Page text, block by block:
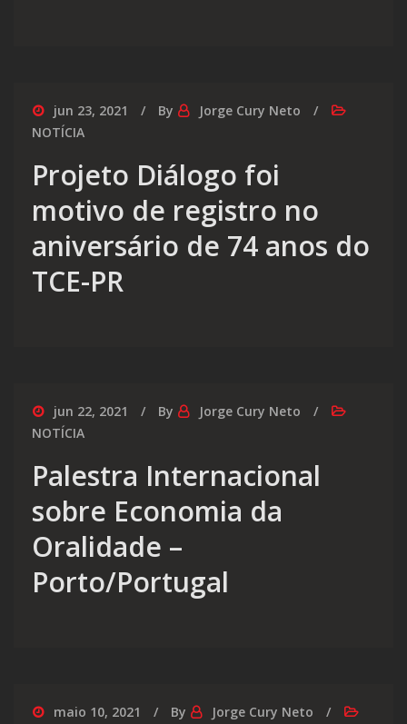
jun 23, 2021 By
Jorge Cury Neto
NOTÍCIA
Projeto Diálogo foi
motivo de registro no
aniversário de 74 anos do
TCE-PR
jun 22, 2021 By
Jorge Cury Neto
NOTÍCIA
Palestra Internacional
sobre Economia da
Oralidade –
Porto/Portugal
maio 10, 2021 By
Jorge Cury Neto